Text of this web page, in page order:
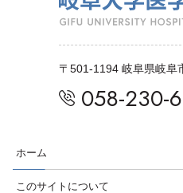
〒501-1194 岐阜県岐阜
058-230-
ホーム
このサイトについて